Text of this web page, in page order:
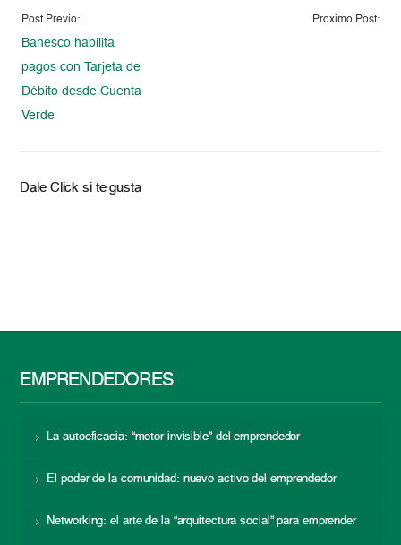
Post Previo:
Banesco habilita
pagos con Tarjeta de
Débito desde Cuenta
Verde
Proximo Post:
Dale Click si te gusta
EMPRENDEDORES
La autoeficacia: “motor invisible” del emprendedor
El poder de la comunidad: nuevo activo del emprendedor
Networking: el arte de la “arquitectura social” para emprender